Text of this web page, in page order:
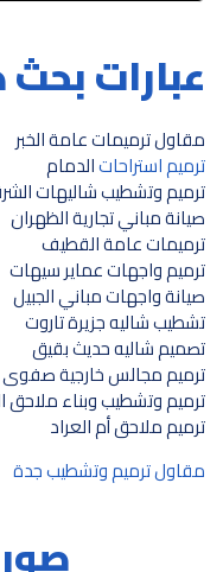
عبارات
مقاول ترميمات عامة الخبر
ترميم استراحاتالدمام
ترميم وتشطيب شاليهات
صيانة مباني تجارية الظهران
ترميمات عامة القطيف
ترميم واجهات عماير سيهات
صيانة واجهات مباني الجبيل
تشطيب شاليه جزيرة تاروت
تصميم شاليه حديث بقيق
ترميم مجالس خارجية صفوى
ترميم وتشطيب وبناء ملاحق
ترميم ملاحق أم العراد
مقاول ترميم وتشطيب جدة